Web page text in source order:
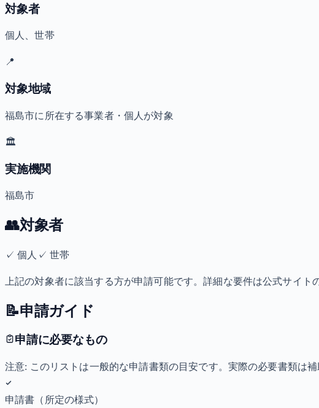
対象者
個人、世帯
📍
対象地域
福島市に所在する事業者・個人が対象
🏛️
実施機関
福島市
👥対象者
✓個人 ✓ 世帯
上記の対象者に該当する方が申請可能です。詳細な要件は公式サイト
📝申請ガイド
申請に必要なもの
注意: このリストは一般的な申請書類の目安です。実際の必要書類は
申請書（所定の様式）